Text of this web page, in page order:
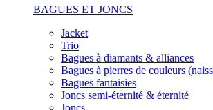
BAGUES ET JONCS
Jacket
Trio
Bagues à diamants & alliances
Bagues à pierres de couleurs
Bagues fantaisies
Joncs semi-éternité & éternité
Joncs